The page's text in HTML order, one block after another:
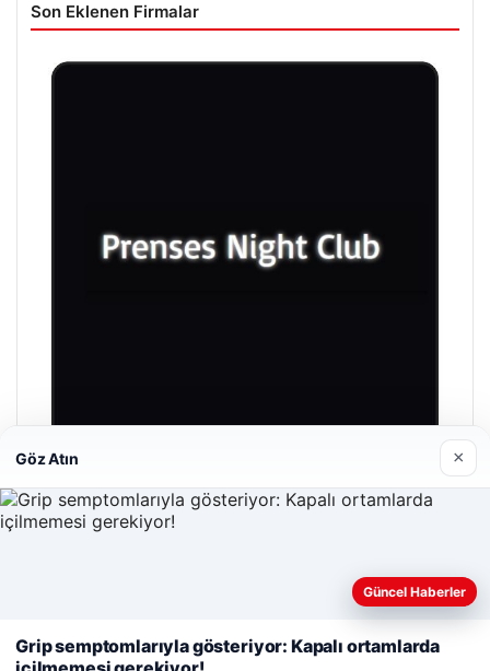
Son Eklenen Firmalar
Prenses Night Club
29/04/2026
Web sitemizi nasıl kullandığınızı daha iyi anlayabilmek,
kullanıyoruz.Çerez Politikamız
Göz Atın ×
Güncel Haberler
Grip semptomlarıyla gösteriyor: Kapalı ortamlarda